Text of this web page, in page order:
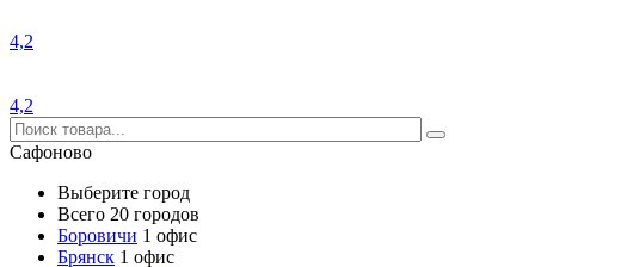
4,2
4,2
Сафоново
Выберите город
Всего 20 городов
Боровичи 1 офис
Брянск 1 офис